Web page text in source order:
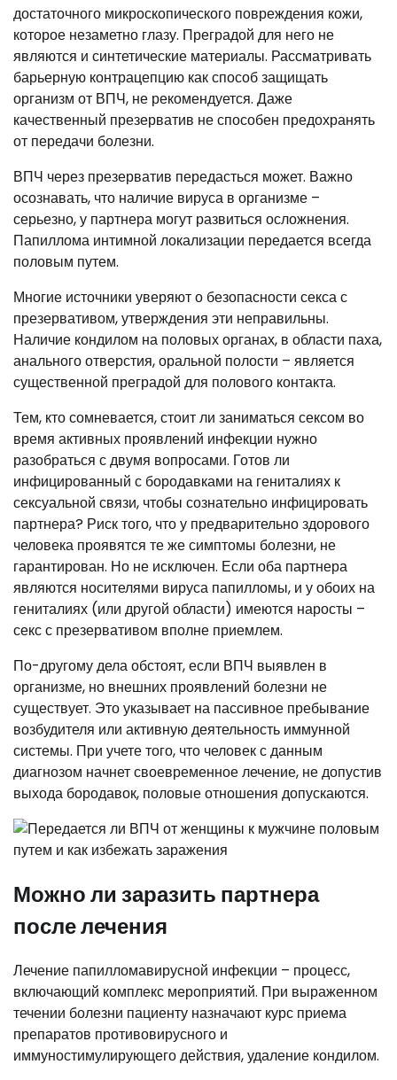
достаточного микроскопического повреждения кожи,
которое незаметно глазу. Преградой для него не
являются и синтетические материалы. Рассматривать
барьерную контрацепцию как способ защищать
организм от ВПЧ, не рекомендуется. Даже
качественный презерватив не способен предохранять
от передачи болезни.
ВПЧ через презерватив передасться может. Важно
осознавать, что наличие вируса в организме –
серьезно, у партнера могут развиться осложнения.
Папиллома интимной локализации передается всегда
половым путем.
Многие источники уверяют о безопасности секса с
презервативом, утверждения эти неправильны.
Наличие кондилом на половых органах, в области паха,
анального отверстия, оральной полости – является
существенной преградой для полового контакта.
Тем, кто сомневается, стоит ли заниматься сексом во
время активных проявлений инфекции нужно
разобраться с двумя вопросами. Готов ли
инфицированный с бородавками на гениталиях к
сексуальной связи, чтобы сознательно инфицировать
партнера? Риск того, что у предварительно здорового
человека проявятся те же симптомы болезни, не
гарантирован. Но не исключен. Если оба партнера
являются носителями вируса папилломы, и у обоих на
гениталиях (или другой области) имеются наросты –
секс с презервативом вполне приемлем.
По-другому дела обстоят, если ВПЧ выявлен в
организме, но внешних проявлений болезни не
существует. Это указывает на пассивное пребывание
возбудителя или активную деятельность иммунной
системы. При учете того, что человек с данным
диагнозом начнет своевременное лечение, не допустив
выхода бородавок, половые отношения допускаются.
Можно ли заразить партнера
после лечения
Лечение папилломавирусной инфекции – процесс,
включающий комплекс мероприятий. При выраженном
течении болезни пациенту назначают курс приема
препаратов противовирусного и
иммуностимулирующего действия, удаление кондилом.